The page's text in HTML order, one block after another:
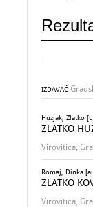
IZDAVAČ
Huzjak, Zlatko
ZLATKO
Virovitica,
Romaj, Dinka
ZLATKO
Virovitica,